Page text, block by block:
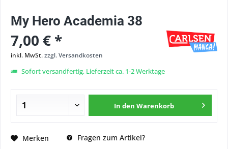
My Hero Academia 38
7,00 € *
inkl. MwSt.zzgl. Versandkosten
Sofort versandfertig, Lieferzeit ca. 1-2 Werktage
In den Warenkorb
Merken Fragen zum Artikel?